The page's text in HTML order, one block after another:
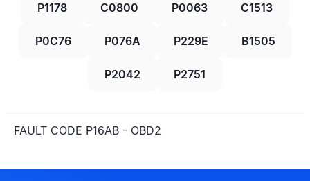
P1178 C0800 P0063 C1513
P0C76 P076A P229E B1505
P2042 P2751
FAULT CODE P16AB - OBD2